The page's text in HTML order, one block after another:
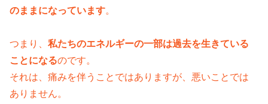
のままになっています。
つまり、私たちのエネルギーの一部は過去を生きている
ことになるのです。
それは、痛みを伴うことではありますが、悪いことでは
ありません。